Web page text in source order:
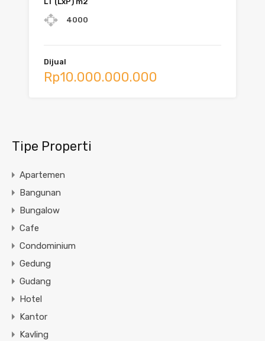
4000
Dijual
Rp10.000.000.000
Tipe Properti
Apartemen
Bangunan
Bungalow
Cafe
Condominium
Gedung
Gudang
Hotel
Kantor
Kavling